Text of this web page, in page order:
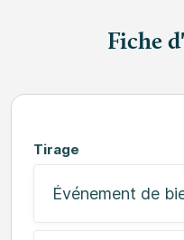
Fiche
Tirage